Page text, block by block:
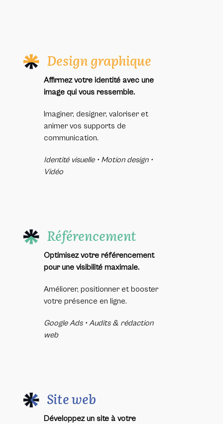
Design graphique
Affirmez votre identité avec une
image qui vous ressemble.
Imaginer, designer, valoriser et
animer vos supports de
communication.
Identité visuelle • Motion design •
Vidéo
Référencement
Optimisez votre référencement
pour une visibilité maximale.
Améliorer, positionner et booster
votre présence en ligne.
Google Ads • Audits & rédaction
web
Site web
Développez un site à votre